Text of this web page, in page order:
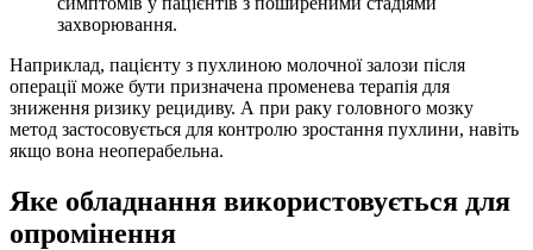
захворювання.
Наприклад, пацієнту з пухлиною молочної залози після
операції може бути призначена променева терапія для
зниження ризику рецидиву. А при раку головного мозку
метод застосовується для контролю зростання пухлини, навіть
якщо вона неоперабельна.
Яке обладнання використовується для
опромінення